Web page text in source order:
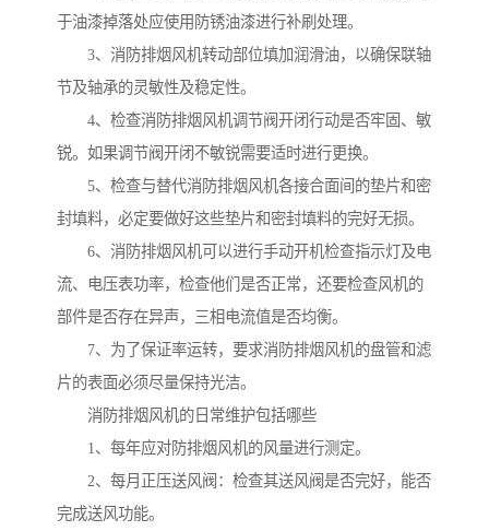
于油漆掉落处应使用防锈油漆进行补刷处理。
3、消防排烟风机转动部位填加润滑油，以确保联轴
节及轴承的灵敏性及稳定性。
4、检查消防排烟风机调节阀开闭行动是否牢固、敏
锐。如果调节阀开闭不敏锐需要适时进行更换。
5、检查与替代消防排烟风机各接合面间的垫片和密
封填料，必定要做好这些垫片和密封填料的完好无损。
6、消防排烟风机可以进行手动开机检查指示灯及电
流、电压表功率，检查他们是否正常，还要检查风机的
部件是否存在异声，三相电流值是否均衡。
7、为了保证率运转，要求消防排烟风机的盘管和滤
片的表面必须尽量保持光洁。
消防排烟风机的日常维护包括哪些
1、每年应对防排烟风机的风量进行测定。
2、每月正压送风阀：检查其送风阀是否完好，能否
完成送风功能。